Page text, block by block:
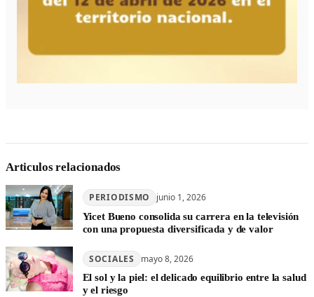
Articulos relacionados
PERIODISMO junio 1, 2026
Yicet Bueno consolida su carrera en la televisión
con una propuesta diversificada y de valor
SOCIALES mayo 8, 2026
El sol y la piel: el delicado equilibrio entre la salud
y el riesgo